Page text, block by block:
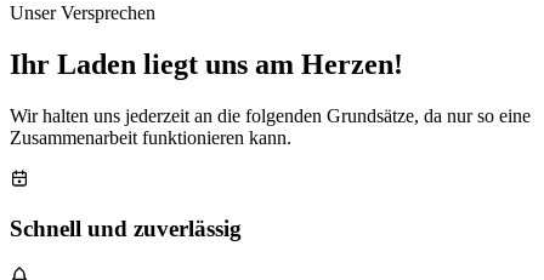
Unser Versprechen
Ihr Laden liegt uns am Herzen!
Wir halten uns jederzeit an die folgenden Grundsätze, da nur so eine
Zusammenarbeit funktionieren kann.
Schnell und zuverlässig